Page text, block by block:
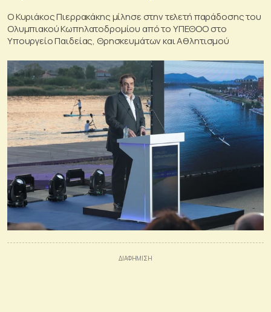
Ο Κυριάκος Πιερρακάκης μίλησε στην τελετή παράδοσης του
Ολυμπιακού Κωπηλατοδρομίου από το ΥΠΕΘΟΟ στο
Υπουργείο Παιδείας, Θρησκευμάτων και Αθλητισμού